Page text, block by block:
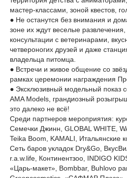
мастер-классами, зоной квестов,
● Не останутся без внимания и
зоне их ждут веселые развлечения,
консультации с ветеринарами,
четвероногих друзей и даже
владельца питомца.
● Встречи и живое общение со
рамках церемонии награждения
● Эксклюзивный модельный показ
AMA Models, грандиозный
это далеко не всё!
Среди партнеров мероприятия:
Семечки Джинн, GLOBAL WHITE,
Teika Boom, KAMALI, Итальянские
Сеть баров укладок Dry&Go,
r.a.w.life, Континентзоо, INDIGO
«Царь-макет», Bombbar, Buhlovo